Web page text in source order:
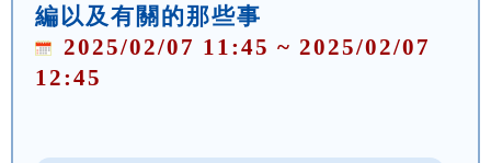
編以及有關的那些事
2025/02/07 11:45 ~ 2025/02/07
12:45